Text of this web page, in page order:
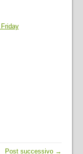
Post successivo →